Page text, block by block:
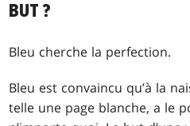
BUT ?
Bleu cherche la perfection.
Bleu est convaincu qu’à la
telle une page blanche, a le